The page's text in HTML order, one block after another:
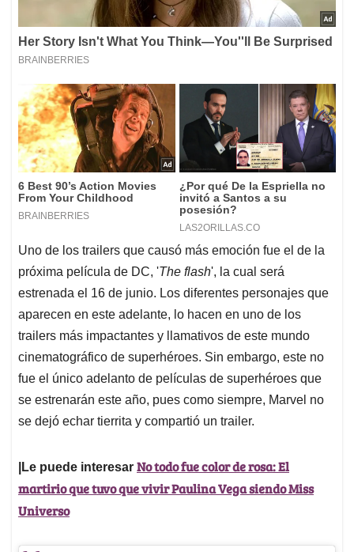
Uno de los trailers que causó más emoción fue el de la
próxima película de DC, 'The flash', la cual será
estrenada el 16 de junio. Los diferentes personajes que
aparecen en este adelante, lo hacen en uno de los
trailers más impactantes y llamativos de este mundo
cinematográfico de superhéroes. Sin embargo, este no
fue el único adelanto de películas de superhéroes que
se estrenarán este año, pues como siempre, Marvel no
se dejó echar tierrita y compartió un trailer.
|Le puede interesar No todo fue color de rosa: El
martirio que tuvo que vivir Paulina Vega siendo Miss
Universo